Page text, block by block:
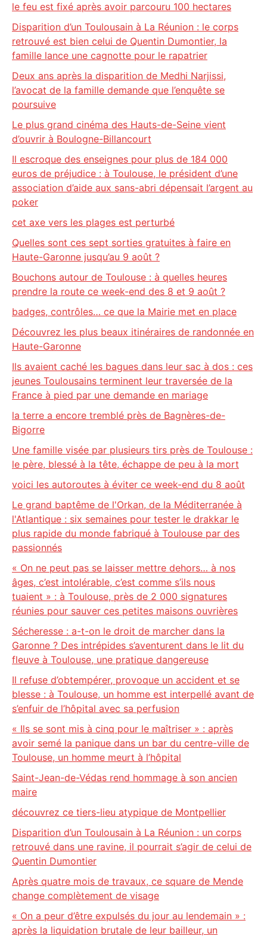
le feu est fixé après avoir parcouru 100 hectares
Disparition d’un Toulousain à La Réunion : le corps
retrouvé est bien celui de Quentin Dumontier, la
famille lance une cagnotte pour le rapatrier
Deux ans après la disparition de Medhi Narjissi,
l’avocat de la famille demande que l’enquête se
poursuive
Le plus grand cinéma des Hauts-de-Seine vient
d’ouvrir à Boulogne-Billancourt
Il escroque des enseignes pour plus de 184 000
euros de préjudice : à Toulouse, le président d’une
association d’aide aux sans-abri dépensait l’argent au
poker
cet axe vers les plages est perturbé
Quelles sont ces sept sorties gratuites à faire en
Haute-Garonne jusqu’au 9 août ?
Bouchons autour de Toulouse : à quelles heures
prendre la route ce week-end des 8 et 9 août ?
badges, contrôles… ce que la Mairie met en place
Découvrez les plus beaux itinéraires de randonnée en
Haute-Garonne
Ils avaient caché les bagues dans leur sac à dos : ces
jeunes Toulousains terminent leur traversée de la
France à pied par une demande en mariage
la terre a encore tremblé près de Bagnères-de-
Bigorre
Une famille visée par plusieurs tirs près de Toulouse :
le père, blessé à la tête, échappe de peu à la mort
voici les autoroutes à éviter ce week-end du 8 août
Le grand baptême de l'Orkan, de la Méditerranée à
l'Atlantique : six semaines pour tester le drakkar le
plus rapide du monde fabriqué à Toulouse par des
passionnés
« On ne peut pas se laisser mettre dehors… à nos
âges, c’est intolérable, c’est comme s’ils nous
tuaient » : à Toulouse, près de 2 000 signatures
réunies pour sauver ces petites maisons ouvrières
Sécheresse : a-t-on le droit de marcher dans la
Garonne ? Des intrépides s’aventurent dans le lit du
fleuve à Toulouse, une pratique dangereuse
Il refuse d’obtempérer, provoque un accident et se
blesse : à Toulouse, un homme est interpellé avant de
s’enfuir de l’hôpital avec sa perfusion
« Ils se sont mis à cinq pour le maîtriser » : après
avoir semé la panique dans un bar du centre-ville de
Toulouse, un homme meurt à l’hôpital
Saint-Jean-de-Védas rend hommage à son ancien
maire
découvrez ce tiers-lieu atypique de Montpellier
Disparition d’un Toulousain à La Réunion : un corps
retrouvé dans une ravine, il pourrait s’agir de celui de
Quentin Dumontier
Après quatre mois de travaux, ce square de Mende
change complètement de visage
« On a peur d’être expulsés du jour au lendemain » :
après la liquidation brutale de leur bailleur, un